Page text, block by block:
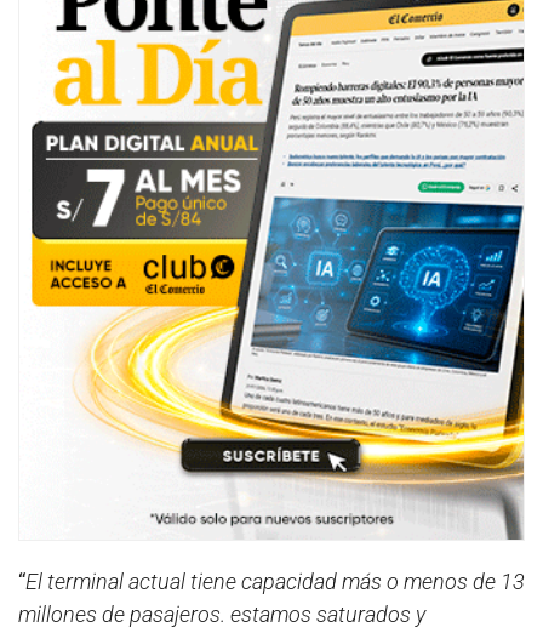
“El terminal actual tiene capacidad más o menos de 13
millones de pasajeros. estamos saturados y